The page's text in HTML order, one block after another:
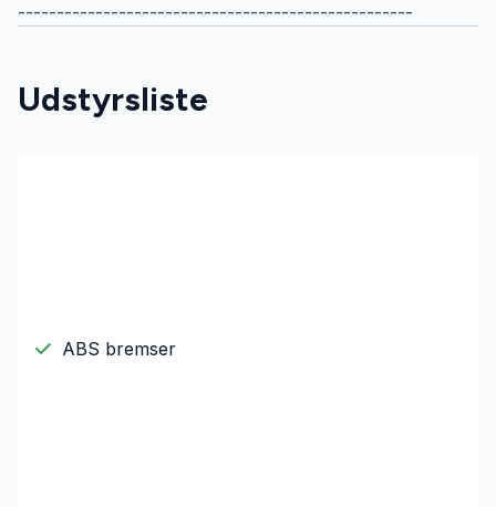
---------------------------------------------------
Udstyrsliste
ABS bremser